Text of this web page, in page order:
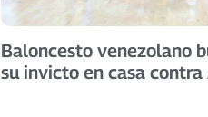
Baloncesto venezolano
su invicto en casa